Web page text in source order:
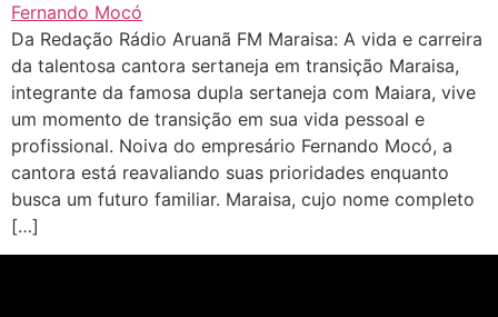
Da Redação Rádio Aruanã FM Maraisa: A vida e carreira
da talentosa cantora sertaneja em transição Maraisa,
integrante da famosa dupla sertaneja com Maiara, vive
um momento de transição em sua vida pessoal e
profissional. Noiva do empresário Fernando Mocó, a
cantora está reavaliando suas prioridades enquanto
busca um futuro familiar. Maraisa, cujo nome completo
[…]